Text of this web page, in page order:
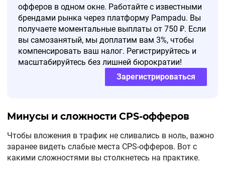
офферов в одном окне. Работайте с известными
брендами рынка через платформу Pampadu. Вы
получаете моментальные выплаты от 750 ₽. Если
вы самозанятый, мы доплатим вам 3%, чтобы
компенсировать ваш налог. Регистрируйтесь и
масштабируйтесь без лишней бюрократии!
Зарегистрироваться
Минусы и сложности CPS-офферов
Чтобы вложения в трафик не сливались в ноль, важно
заранее видеть слабые места CPS-офферов. Вот с
какими сложностями вы столкнетесь на практике.